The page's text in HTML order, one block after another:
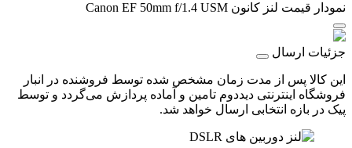
نمودار قیمت لنز کانون Canon EF 50mm f/1.4 USM
جزئیات ارسال
این کالا پس از مدت زمان مشخص شده توسط فروشنده در انبار
فروشگاه اینترنتی دیددوم تامین و آماده پردازش می‌گردد و توسط
پیک در بازه انتخابی ارسال خواهد شد.